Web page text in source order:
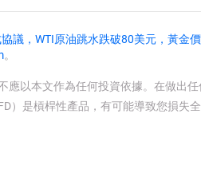
議，WTI原油跳水跌破80美元，黃金
。
應以本文作為任何投資依據。在做出
）是槓桿性產品，有可能導致您損失